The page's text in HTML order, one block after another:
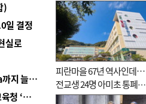
)
일 결정
실로
■ 경남 농정 비전 ‘잘 사는 농촌’…스마트팜 1000㏊까지 늘린다
■ 교육혁신선도지 공모 코앞인데…구·군 난색에 교육청 ‘쩔쩔’
피란마을 67년 역사인데…
전교생 24명 아미초 통폐합
기로